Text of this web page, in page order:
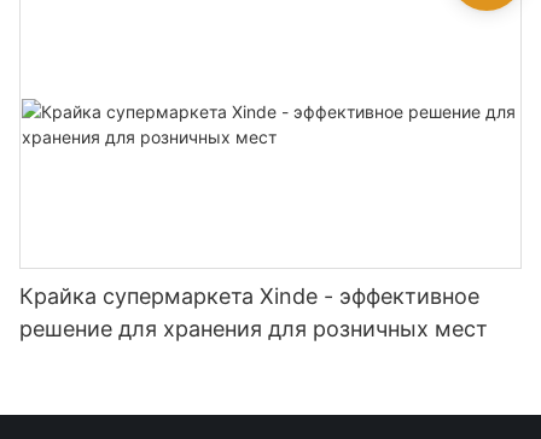
Крайка супермаркета Xinde - эффективное
решение для хранения для розничных мест